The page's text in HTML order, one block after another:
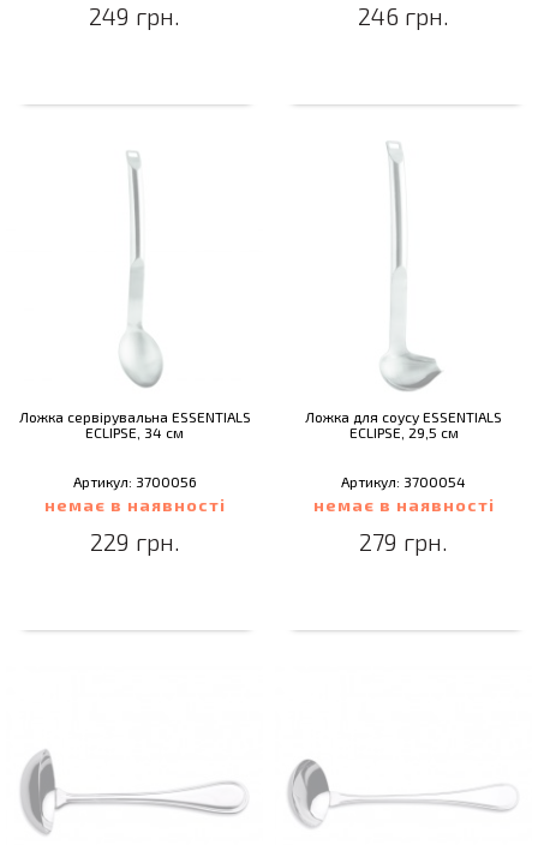
249 грн. 246 грн.
Ложка сервірувальна ESSENTIALS
ECLIPSE, 34 см
Артикул: 3700056
немає в наявності
229 грн.
Ложка для соусу ESSENTIALS
ECLIPSE, 29,5 см
Артикул: 3700054
немає в наявності
279 грн.